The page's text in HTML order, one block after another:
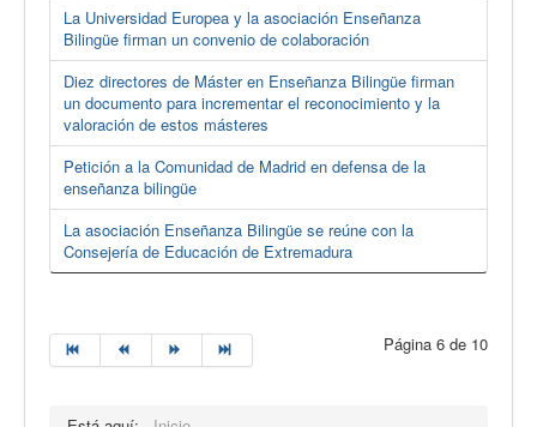
La Universidad Europea y la asociación Enseñanza
Bilingüe firman un convenio de colaboración
Diez directores de Máster en Enseñanza Bilingüe firman
un documento para incrementar el reconocimiento y la
valoración de estos másteres
Petición a la Comunidad de Madrid en defensa de la
enseñanza bilingüe
La asociación Enseñanza Bilingüe se reúne con la
Consejería de Educación de Extremadura
Página 6 de 10